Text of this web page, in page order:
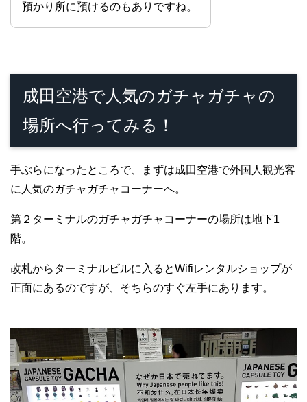
預かり所に預けるのもありですね。
成田空港で人気のガチャガチャの
場所へ行ってみる！
手ぶらになったところで、まずは成田空港で外国人観光客
に人気のガチャガチャコーナーへ。
第２ターミナルのガチャガチャコーナーの場所は地下1
階。
改札からターミナルビルに入るとWifiレンタルショップが
正面にあるのですが、そちらのすぐ左手にあります。